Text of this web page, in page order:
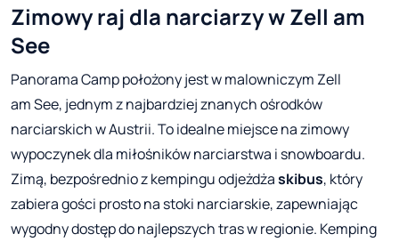
Zimowy raj dla narciarzy w Zell am
See
Panorama Camp położony jest w malowniczym Zell
am See, jednym z najbardziej znanych ośrodków
narciarskich w Austrii. To idealne miejsce na zimowy
wypoczynek dla miłośników narciarstwa i snowboardu.
Zimą, bezpośrednio z kempingu odjeżdżaskibus, który
zabiera gości prosto na stoki narciarskie, zapewniając
wygodny dostęp do najlepszych tras w regionie. Kemping